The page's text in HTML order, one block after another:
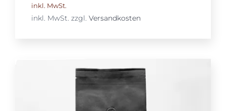
inkl. MwSt.
inkl. MwSt. zzgl. Versandkosten